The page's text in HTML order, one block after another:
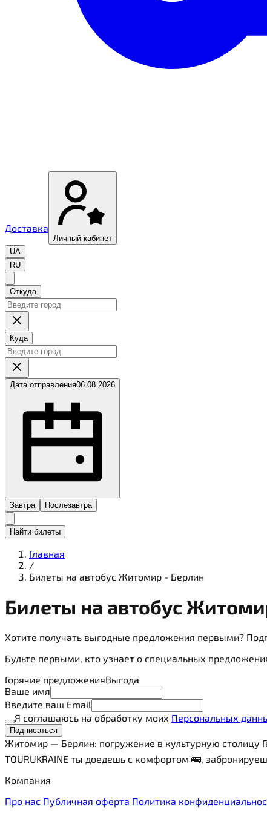
Доставка
Личный кабинет
UA
RU
Откуда
Куда
Дата отправления06.08.2026
Завтра Послезавтра
Найти билеты
Главная
/
Билеты на автобус Житомир - Берлин
Билеты на автобус
Хотите получать выгодные предложения первыми?
Будьте первыми, кто узнает о специальных
Горячие предложенияВыгода
Ваше имя
Введите ваш Email
Я соглашаюсь на обработку моих Персональных
Подписаться
Житомир — Берлин: погружение в культурную
TOURUKRAINE ты доедешь с комфортом 🚌,
Компания
Про нас Публичная оферта Политика